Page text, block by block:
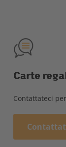
Carte
Contattateci